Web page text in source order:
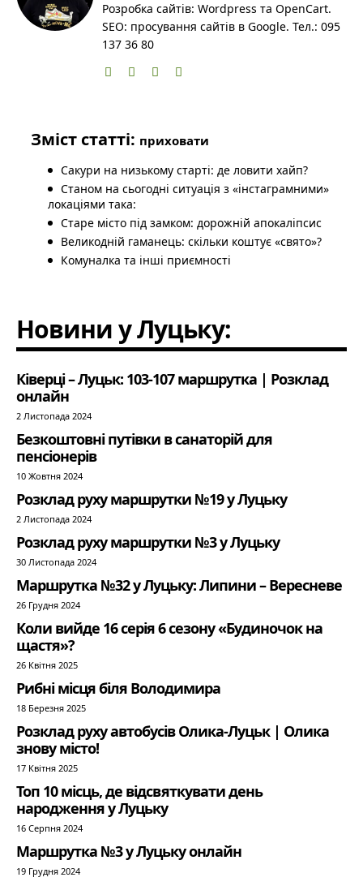
Розробка сайтів: Wordpress та OpenCart.
SEO: просування сайтів в Google. Тел.: 095
137 36 80
Зміст статті: приховати
Сакури на низькому старті: де ловити хайп?
Станом на сьогодні ситуація з «інстаграмними»
локаціями така:
Старе місто під замком: дорожній апокаліпсис
Великодній гаманець: скільки коштує «свято»?
Комуналка та інші приємності
Новини у Луцьку:
Ківерці – Луцьк: 103-107 маршрутка | Розклад
онлайн
2 Листопада 2024
Безкоштовні путівки в санаторій для
пенсіонерів
10 Жовтня 2024
Розклад руху маршрутки №19 у Луцьку
2 Листопада 2024
Розклад руху маршрутки №3 у Луцьку
30 Листопада 2024
Маршрутка №32 у Луцьку: Липини – Вересневе
26 Грудня 2024
Коли вийде 16 серія 6 сезону «Будиночок на
щастя»?
26 Квітня 2025
Рибні місця біля Володимира
18 Березня 2025
Розклад руху автобусів Олика-Луцьк | Олика
знову місто!
17 Квітня 2025
Топ 10 місць, де відсвяткувати день
народження у Луцьку
16 Серпня 2024
Маршрутка №3 у Луцьку онлайн
19 Грудня 2024